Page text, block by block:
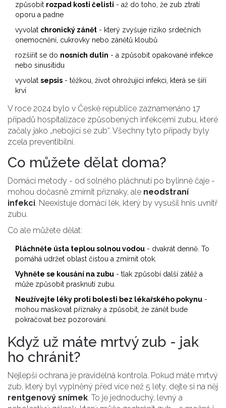
způsobit rozpad kosti čelisti - až do toho, že zub ztratí
oporu a padne
vyvolat chronický zánět - který zvyšuje riziko srdečních
onemocnění, cukrovky nebo zánětů kloubů
rozšířit se do nosních dutin - a způsobit opakované infekce
nebo sinusitidu
vyvolat sepsis - těžkou, život ohrožující infekci, která se šíří
krví
V roce 2024 bylo v České republice zaznamenáno 17
případů hospitalizace způsobených infekcemi zubu, které
začaly jako „nebojící se zub“. Všechny tyto případy byly
zcela preventibilní.
Co můžete dělat doma?
Domácí metody - od solného pláchnutí po bylinné čaje -
mohou dočasně zmírnit příznaky, ale neodstraní
infekci. Neexistuje domácí lék, který by vysušil hnis uvnitř
zubu.
Co ale můžete dělat:
Pláchněte ústa teplou solnou vodou - dvakrát denně. To
pomáhá udržet oblast čistou a zmírnit otok.
Vyhněte se kousání na zubu - tlak způsobí další zátěž a
může způsobit prasknutí zubu.
Neužívejte léky proti bolesti bez lékařského pokynu -
mohou maskovat příznaky a způsobit, že zánět bude
pokračovat bez pozorování.
Když už máte mrtvý zub - jak
ho chránit?
Nejlepší ochrana je pravidelná kontrola. Pokud máte mrtvý
zub, který byl vyplněný před více než 5 lety, dejte si na něj
rentgenový snímek. To je jednoduchý, levný a